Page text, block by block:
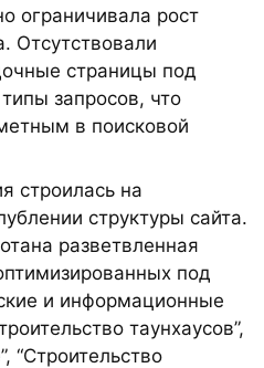
ограничивала рост
Отсутствовали
страницы под
запросов, что
в поисковой
строилась на
структуры сайта.
разветвленная
под
и информационные
таунхаусов”,
“Строительство